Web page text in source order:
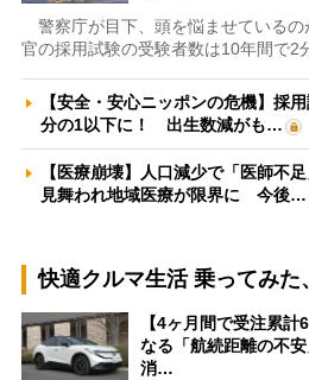
警察庁が目下、頭を悩ませているの
官の採用試験の受験者数は10年間で2
【安全・安心ニッポンの危機】採
分の1以下に！ 出生数減がも…
【医療崩壊】人口減少で「医師不
見舞われ地域医療が限界に 今後…
快適クルマ生活 乗ってみた
【4ヶ月間で受注累
なる「航続距離の不
消…